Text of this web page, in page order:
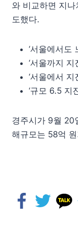
와 비교하면 지
도했다.
‘서울에서도
‘서울까지
‘서울에서 지
‘규모 6.5 지
경주시가 9월 20
해규모는 58억